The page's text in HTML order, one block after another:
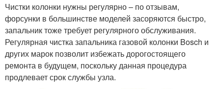
Чистки колонки нужны регулярно – по отзывам,
форсунки в большинстве моделей засоряются быстро,
запальник тоже требует регулярного обслуживания.
Регулярная чистка запальника газовой колонки Bosch и
других марок позволит избежать дорогостоящего
ремонта в будущем, поскольку данная процедура
продлевает срок службы узла.